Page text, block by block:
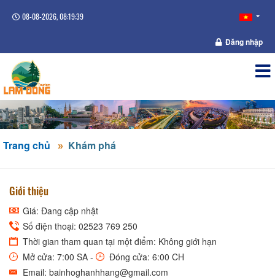
08-08-2026, 08:19:39
Đăng nhập
Trang chủ Khám phá
Giới thiệu
Giá: Đang cập nhật
Số điện thoại: 02523 769 250
Thời gian tham quan tại một điểm: Không giới hạn
Mở cửa: 7:00 SA -
Đóng cửa: 6:00 CH
Email: bainhoghanhhang@gmail.com